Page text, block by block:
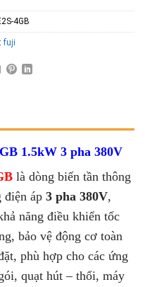
4GB
fuji
1.5kW 3 pha 380V
là dòng biến tần thông
điện áp 3 pha 380V,
năng điều khiển tốc
bảo vệ động cơ toàn
phù hợp cho các ứng
quạt hút – thổi, máy